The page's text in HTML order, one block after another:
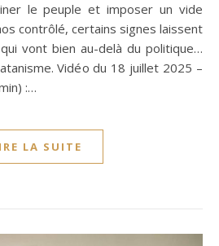
le peuple et imposer un vide
contrôlé, certains signes laissent
vont bien au-delà du politique…
Vidéo du 18 juillet 2025 –
:…
LA SUITE